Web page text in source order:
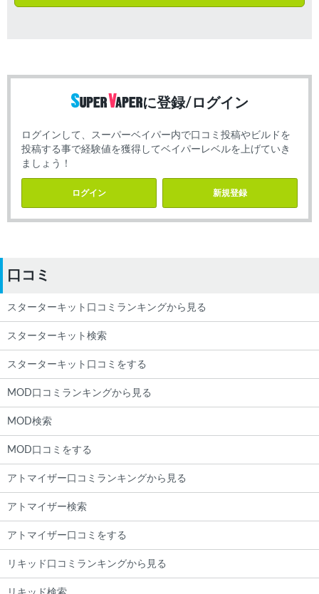
に登録/ログイン
ログインして、スーパーベイパー内で口コミ投稿やビルドを
投稿する事で経験値を獲得してベイパーレベルを上げていき
ましょう！
ログイン 新規登録
口コミ
スターターキット口コミランキングから見る
スターターキット検索
スターターキット口コミをする
MOD口コミランキングから見る
MOD検索
MOD口コミをする
アトマイザー口コミランキングから見る
アトマイザー検索
アトマイザー口コミをする
リキッド口コミランキングから見る